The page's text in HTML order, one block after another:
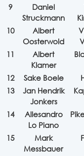
9
Daniel
Struckmann
10
Albert
Oosterwold
11
Albert
Klamer
12 Sake Boele
13
Jan Hendrik
Jonkers
14
Allesandro
Lo Piano
15
Mark
Messbauer